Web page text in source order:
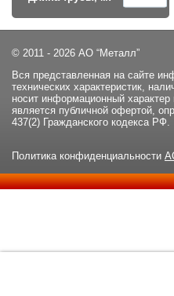
© 2011 - 2026 АО “Металл”
Вся представленная на сайте
технических характеристик,
носит информационный
является публичной офертой,
437(2) Гражданского кодекса РФ.
Политика конфиденциальности